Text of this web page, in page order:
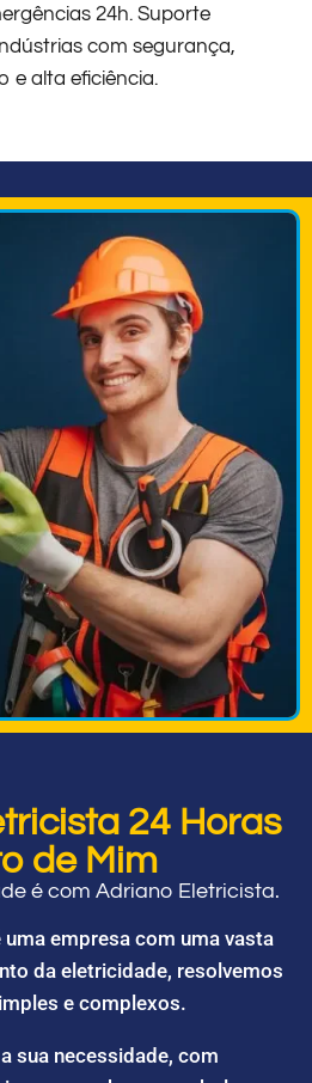
24h. Suporte
com segurança,
e alta eficiência.
24 Horas
de Mim
é com Adriano Eletricista.
empresa com uma vasta
da eletricidade, resolvemos
e complexos.
sua necessidade, com